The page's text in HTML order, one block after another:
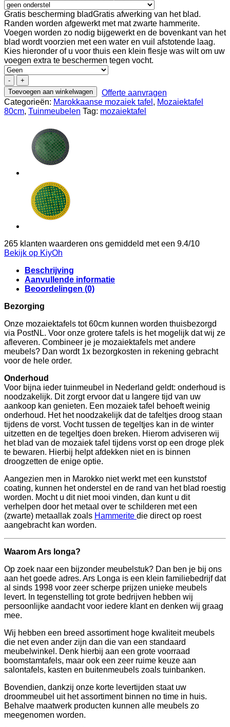
Gratis bescherming bladGratis afwerking van het blad.
Randen worden afgewerkt met mat zwarte hammerite.
Voegen worden zo nodig bijgewerkt en de bovenkant van het
blad wordt voorzien met een water en vuil afstotende laag.
Kies hieronder of u voor thuis een klein flesje was wilt om uw
voegen extra te beschermen tegen vocht.
04A
80cm
mozaiektafel
simple
Groen/Geel
Toevoegen aan winkelwagen
Offerte aanvragen
Categorieën: Marokkaanse mozaiek tafel , Mozaiektafel
80cm, Tuinmeubelen Tag: mozaiektafel
265 klanten waarderen ons gemiddeld met een 9.4/10
Bekijk op KiyOh
Beschrijving
Aanvullende informatie
Beoordelingen (0)
Bezorging
Onze mozaiektafels tot 60cm kunnen worden thuisbezorgd
via PostNL. Voor onze grotere tafels is het mogelijk dat wij ze
afleveren. Combineer je je mozaiektafels met andere
meubels? Dan wordt 1x bezorgkosten in rekening gebracht
voor de hele order.
Onderhoud
Voor bijna ieder tuinmeubel in Nederland geldt: onderhoud is
noodzakelijk. Dit zorgt ervoor dat u langere tijd van uw
aankoop kan genieten. Een mozaiek tafel behoeft weinig
onderhoud. Het het noodzakelijk dat de tafeltjes droog staan
tijdens de vorst. Vocht tussen de tegeltjes kan in de winter
uitzetten en de tegeltjes doen breken. Hierom adviseren wij
het blad van de mozaiek tafel tijdens vorst op een droge plek
te bewaren. Hierbij helpt afdekken niet en is binnen
droogzetten de enige optie.
Aangezien men in Marokko niet werkt met een kunststof
coating, kunnen het onderstel en de rand van het blad roestig
worden. Mocht u dit niet mooi vinden, dan kunt u dit
verhelpen door het metaal over te schilderen met een
(zwarte) metaallak zoals Hammerite die direct op roest
aangebracht kan worden.
Waarom Ars longa?
Op zoek naar een bijzonder meubelstuk? Dan ben je bij ons
aan het goede adres. Ars Longa is een klein familiebedrijf dat
al sinds 1998 voor zeer scherpe prijzen unieke meubels
levert. In tegenstelling tot grote bedrijven hebben wij
persoonlijke aandacht voor iedere klant en denken wij graag
mee.
Wij hebben een breed assortiment hoge kwaliteit meubels
die net even ander zijn dan die van een standaard
meubelwinkel. Denk hierbij aan een grote voorraad
boomstamtafels, maar ook een zeer ruime keuze aan
salontafels, kasten en buitenmeubels zoals tuinbanken.
Bovendien, dankzij onze korte levertijden staat uw
droommeubel uit het assortiment binnen no time in huis.
Behalve maatwerk producten kunnen alle meubels zo
meegenomen worden.